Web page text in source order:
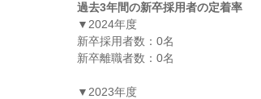
過去3年間の新卒採用者の定着率
▼2024年度
新卒採用者数：0名
新卒離職者数：0名
▼2023年度